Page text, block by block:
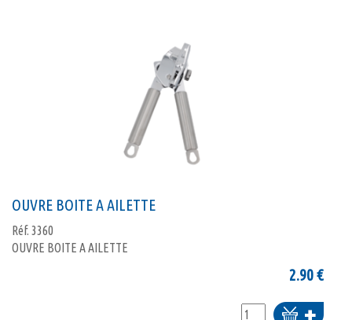
OUVRE BOITE A AILETTE
Réf. 3360
OUVRE BOITE A AILETTE
2.90€
Ajouter